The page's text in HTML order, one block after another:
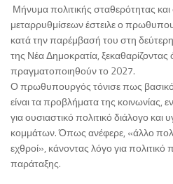
Μήνυμα πολιτικής σταθερότητας
μεταρρυθμίσεων έστειλε ο
κατά την παρέμβασή του στη
της Νέα Δημοκρατία, ξεκαθαρίζοντας
πραγματοποιηθούν το 2027.
Ο πρωθυπουργός τόνισε πως
είναι τα προβλήματα της κοινωνίας,
για ουσιαστικό πολιτικό διάλογο
κομμάτων. Όπως ανέφερε, «άλλο
εχθροί», κάνοντας λόγο για πολιτικό
παράταξης.